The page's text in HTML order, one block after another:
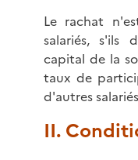
Le rachat
salariés, s'ils
capital de la
taux de
d'autres
II.